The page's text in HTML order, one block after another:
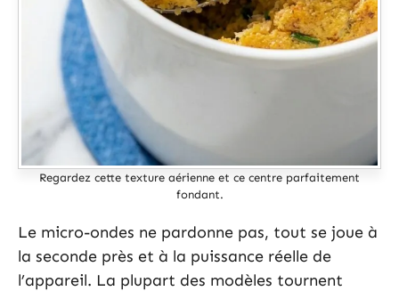
Regardez cette texture aérienne et ce centre parfaitement
fondant.
Le micro-ondes ne pardonne pas, tout se joue à
la seconde près et à la puissance réelle de
l’appareil. La plupart des modèles tournent